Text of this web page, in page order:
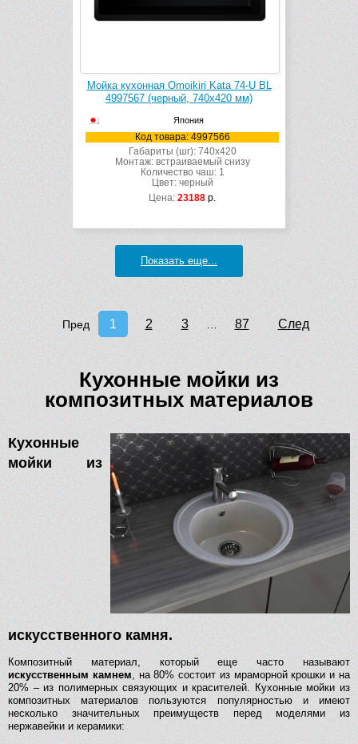
Мойка кухонная Omoikiri Kata 74-U BL
4997567 (черный, 740х420 мм)
Япония
Код товара: 4997566
Габариты (шг): 740x420
Монтаж: встраиваемый снизу
Количество чаш: 1
Цвет: черный
Цена: 23188 р.
Показать еще...
Пред 1 2 3 … 87 След
Кухонные мойки из
композитных материалов
Кухонные
мойки из
искусственного камня.
Композитный материал, который еще часто называют
искусственным камнем, на 80% состоит из мраморной крошки и на
20% – из полимерных связующих и красителей. Кухонные мойки из
композитных материалов пользуются популярностью и имеют
несколько значительных преимуществ перед моделями из
нержавейки и керамики: